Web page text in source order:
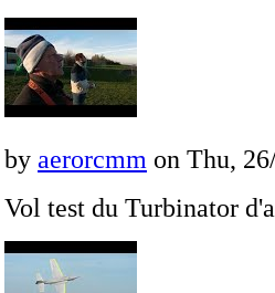
by aerorcmm on Thu,
Vol test du Turbinator